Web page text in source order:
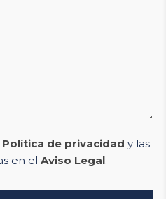
Política de privacidad y las
en el Aviso Legal.